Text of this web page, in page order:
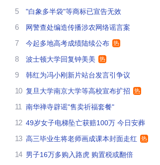
43
新疆人民是不是考虑一下基建了
今年的雨都是好的，哪儿干旱往哪儿下
我没别的意思，我就想就现在这情况囊会不会发霉
133
喜雨润南疆
5 "白象多半袋"等商标已宣告无效
6 网警查处编造传播涉农网络谣言案
7 今起多地高考成绩陆续公布 热
8 波士顿大学回复钟美美 热
9 韩红为冯小刚新片站台发言引争议
10 复旦大学南京大学等高校宣布扩招 热
11 南华禅寺辟谣"售卖祈福套餐"
12 49岁女子电梯坠亡获赔100万 今日安葬
13 高三毕业生将老师画成课本封面走红 热
14 男子16万多购入路虎 购置税或翻倍